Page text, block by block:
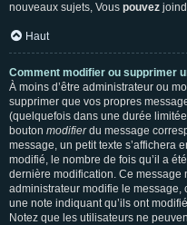
nouveaux sujets, Vous pouvez
Haut
Comment modifier ou supprimer
À moins d’être administrateur ou
supprimer que vos propres
(quelquefois dans une durée
bouton modifierdu message
message, un petit texte s’affichera
modifié, le nombre de fois qu’il a
dernière modification. Ce message
administrateur modifie le
une note indiquant qu’ils ont
Notez que les utilisateurs ne